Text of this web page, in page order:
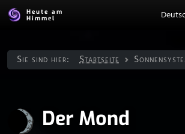
Heute am
Himmel
Sie sind hier: Startseite
Der Mond